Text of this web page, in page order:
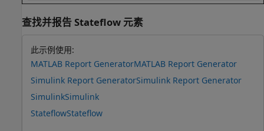
查找并报告 Stateflow 元素
此示例使用:
MATLAB Report GeneratorMATLAB Report Generator
Simulink Report GeneratorSimulink Report Generator
SimulinkSimulink
StateflowStateflow